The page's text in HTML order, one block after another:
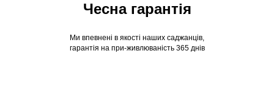
Ми впевнені в якості наших саджанців,
гарантія на при-живлюваність 365 днів
Чесна гарантія